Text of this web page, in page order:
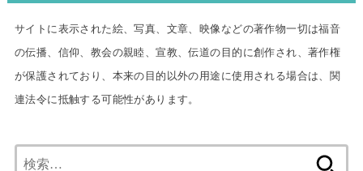
サイトに表示された絵、写真、文章、映像などの著作物一切は福音
の伝播、信仰、教会の親睦、宣教、伝道の目的に創作され、著作権
が保護されており、本来の目的以外の用途に使用される場合は、関
連法令に抵触する可能性があります。